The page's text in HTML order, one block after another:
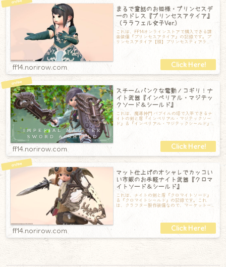
まるで童話のお姫様・プリンセスデ
ーのドレス『プリンセスアタイア』
（ララフェル女子Ver.）
これは、FF14オンラインストアで購入できる課
金装備『プリンセスアタイア』の記録です。プ
リンセスアタイア【頭】プリンセスティアラ
ff14.norirow.com
スチームパンクな電動ノコギリ！ナ
イト武器『インペリアル・マジテッ
クソード＆シールド』
これは、魔導神門 バブイルの塔で入手できるナ
イトの剣と盾『インペリアル・マジテックソー
ド』＆『インペリアル・マジテックシールド』
ff14.norirow.com
マット仕上げのオシャレでカッコい
い市販のお手軽ナイト武器『クロマ
イトソード＆シールド』
これは、ナイトの剣と盾『クロマイトソード』
＆『クロマイトシールド』の記録です。これ
は、クラフター製作装備なので、マーケットー
ff14.norirow.com